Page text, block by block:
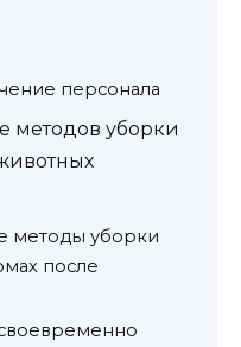
персонала
методов уборки
методы уборки
после